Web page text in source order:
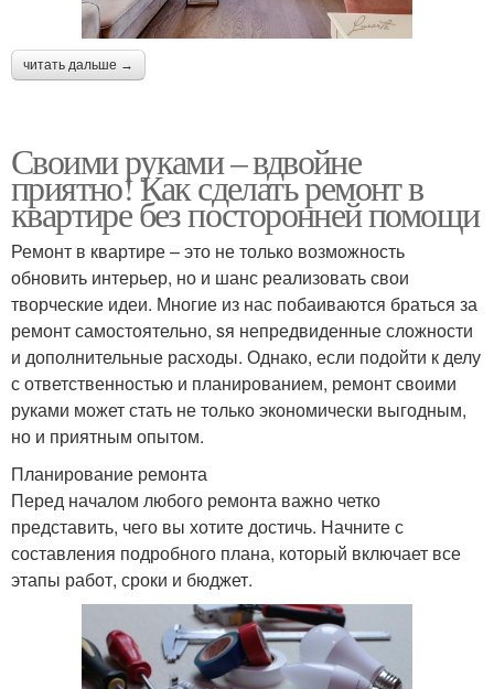
читать дальше →
Своими руками – вдвойне
приятно! Как сделать ремонт в
квартире без посторонней помощи
Ремонт в квартире – это не только возможность
обновить интерьер, но и шанс реализовать свои
творческие идеи. Многие из нас побаиваются браться за
ремонт самостоятельно, sя непредвиденные сложности
и дополнительные расходы. Однако, если подойти к делу
с ответственностью и планированием, ремонт своими
руками может стать не только экономически выгодным,
но и приятным опытом.
Планирование ремонта
Перед началом любого ремонта важно четко
представить, чего вы хотите достичь. Начните с
составления подробного плана, который включает все
этапы работ, сроки и бюджет.